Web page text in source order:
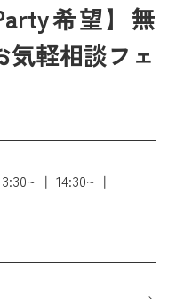
希望】無
軽相談フェ
14:30~